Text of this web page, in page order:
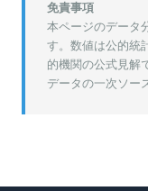
免責事項
本ページのデータ
す。数値は公的統
的機関の公式見解
データの一次ソー